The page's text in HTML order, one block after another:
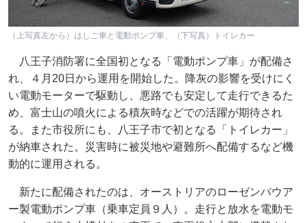
（上写真左から）はしご車と電動ポンプ車、（下写真）トイレカー
八王子消防署に全国初となる「電動ポンプ車」が配備さ
れ、４月20日から運用を開始した。降灰の影響を受けにく
い電動モーターで駆動し、悪路でも安定して走行できるた
め、富士山の噴火による積灰時などでの活躍が期待され
る。また市役所にも、八王子市で初となる「トイレカー」
が納車された。災害時に被災地や避難所へ配備するなど機
動的に運用される。
新たに配備されたのは、オーストリアのローゼンバウア
ー製電動ポンプ車（乗車定員９人）。走行と放水を電動モ